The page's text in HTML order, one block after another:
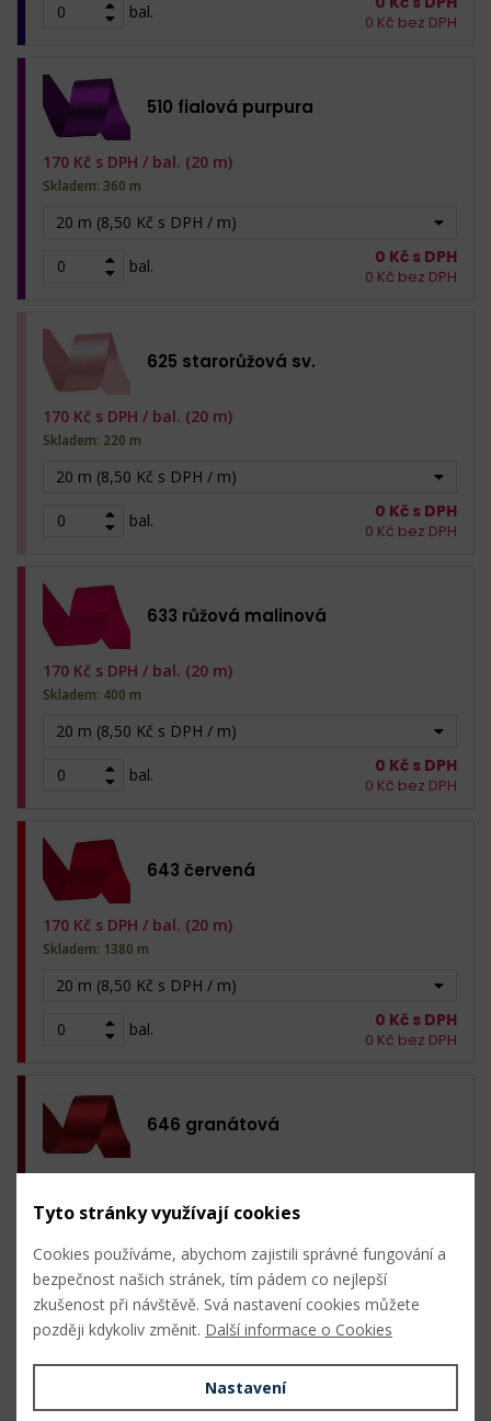
bal.
0 Kč bez DPH
510 fialová purpura
20 m (8,50 Kč s DPH / m)
bal.
170 Kč s DPH / bal. (20 m)
Skladem: 360 m
0 Kč s DPH
0 Kč bez DPH
625 starorůžová sv.
20 m (8,50 Kč s DPH / m)
bal.
170 Kč s DPH / bal. (20 m)
Skladem: 220 m
0 Kč s DPH
0 Kč bez DPH
633 růžová malinová
20 m (8,50 Kč s DPH / m)
bal.
170 Kč s DPH / bal. (20 m)
Skladem: 400 m
0 Kč s DPH
0 Kč bez DPH
643 červená
20 m (8,50 Kč s DPH / m)
bal.
170 Kč s DPH / bal. (20 m)
Skladem: 1380 m
0 Kč s DPH
0 Kč bez DPH
646 granátová
bal.
170Kč s DPH /bal. (20 m)
Skladem: 1300 m
0Kč s DPH
0 Kč bez DPH
701 zlatá sv.
Tyto stránky využívají cookies
Cookies používáme, abychom zajistili správné fungování a
bezpečnost našich stránek, tím pádem co nejlepší
zkušenost při návštěvě. Svá nastavení cookies můžete
později kdykoliv změnit. Další informace o Cookies
Nastavení